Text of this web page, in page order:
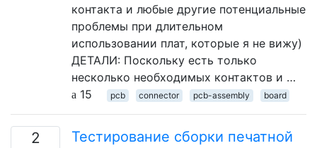
контакта и любые другие потенциальные
проблемы при длительном
использовании плат, которые я не вижу)
ДЕТАЛИ: Поскольку есть только
несколько необходимых контактов и …
15
pcb connector pcb-assembly board
2
Тестирование сборки печатной